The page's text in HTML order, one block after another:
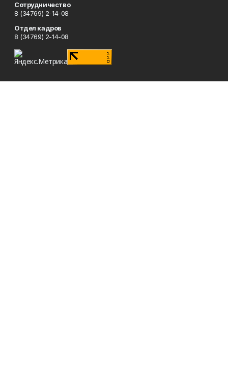
Сотрудничество
8 (34769) 2-14-08
Отдел кадров
8 (34769) 2-14-08